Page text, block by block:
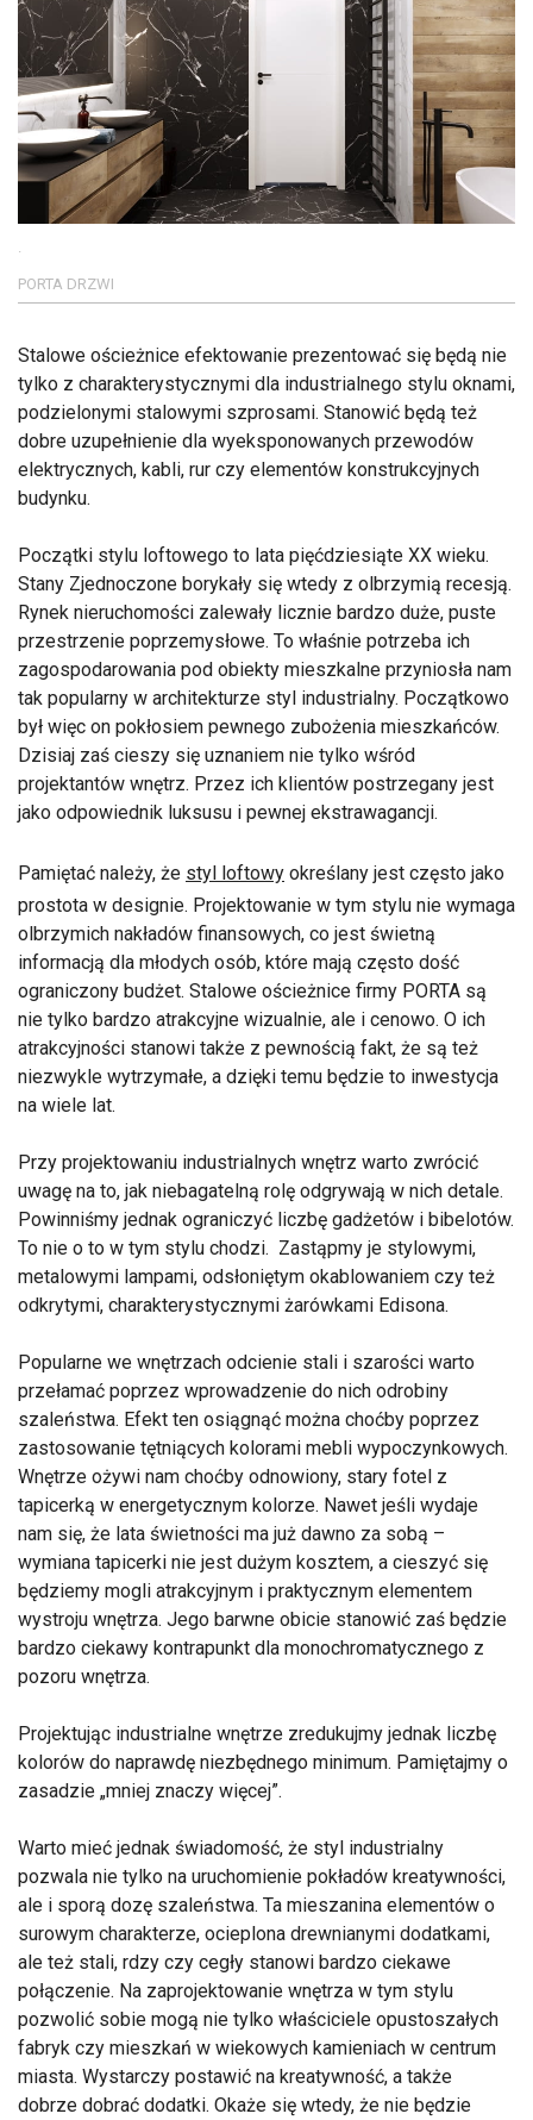
PORTA DRZWI
Stalowe ościeżnice efektowanie prezentować się będą nie
tylko z charakterystycznymi dla industrialnego stylu oknami,
podzielonymi stalowymi szprosami. Stanowić będą też
dobre uzupełnienie dla wyeksponowanych przewodów
elektrycznych, kabli, rur czy elementów konstrukcyjnych
budynku.
Początki stylu loftowego to lata pięćdziesiąte XX wieku.
Stany Zjednoczone borykały się wtedy z olbrzymią recesją.
Rynek nieruchomości zalewały licznie bardzo duże, puste
przestrzenie poprzemysłowe. To właśnie potrzeba ich
zagospodarowania pod obiekty mieszkalne przyniosła nam
tak popularny w architekturze styl industrialny. Początkowo
był więc on pokłosiem pewnego zubożenia mieszkańców.
Dzisiaj zaś cieszy się uznaniem nie tylko wśród
projektantów wnętrz. Przez ich klientów postrzegany jest
jako odpowiednik luksusu i pewnej ekstrawagancji.
Pamiętać należy, że styl loftowy określany jest często jako
prostota w designie. Projektowanie w tym stylu nie wymaga
olbrzymich nakładów finansowych, co jest świetną
informacją dla młodych osób, które mają często dość
ograniczony budżet. Stalowe ościeżnice firmy PORTA są
nie tylko bardzo atrakcyjne wizualnie, ale i cenowo. O ich
atrakcyjności stanowi także z pewnością fakt, że są też
niezwykle wytrzymałe, a dzięki temu będzie to inwestycja
na wiele lat.
Przy projektowaniu industrialnych wnętrz warto zwrócić
uwagę na to, jak niebagatelną rolę odgrywają w nich detale.
Powinniśmy jednak ograniczyć liczbę gadżetów i bibelotów.
To nie o to w tym stylu chodzi. Zastąpmy je stylowymi,
metalowymi lampami, odsłoniętym okablowaniem czy też
odkrytymi, charakterystycznymi żarówkami Edisona.
Popularne we wnętrzach odcienie stali i szarości warto
przełamać poprzez wprowadzenie do nich odrobiny
szaleństwa. Efekt ten osiągnąć można choćby poprzez
zastosowanie tętniących kolorami mebli wypoczynkowych.
Wnętrze ożywi nam choćby odnowiony, stary fotel z
tapicerką w energetycznym kolorze. Nawet jeśli wydaje
nam się, że lata świetności ma już dawno za sobą –
wymiana tapicerki nie jest dużym kosztem, a cieszyć się
będziemy mogli atrakcyjnym i praktycznym elementem
wystroju wnętrza. Jego barwne obicie stanowić zaś będzie
bardzo ciekawy kontrapunkt dla monochromatycznego z
pozoru wnętrza.
Projektując industrialne wnętrze zredukujmy jednak liczbę
kolorów do naprawdę niezbędnego minimum. Pamiętajmy o
zasadzie „mniej znaczy więcej”.
Warto mieć jednak świadomość, że styl industrialny
pozwala nie tylko na uruchomienie pokładów kreatywności,
ale i sporą dozę szaleństwa. Ta mieszanina elementów o
surowym charakterze, ocieplona drewnianymi dodatkami,
ale też stali, rdzy czy cegły stanowi bardzo ciekawe
połączenie. Na zaprojektowanie wnętrza w tym stylu
pozwolić sobie mogą nie tylko właściciele opustoszałych
fabryk czy mieszkań w wiekowych kamieniach w centrum
miasta. Wystarczy postawić na kreatywność, a także
dobrze dobrać dodatki. Okaże się wtedy, że nie będzie